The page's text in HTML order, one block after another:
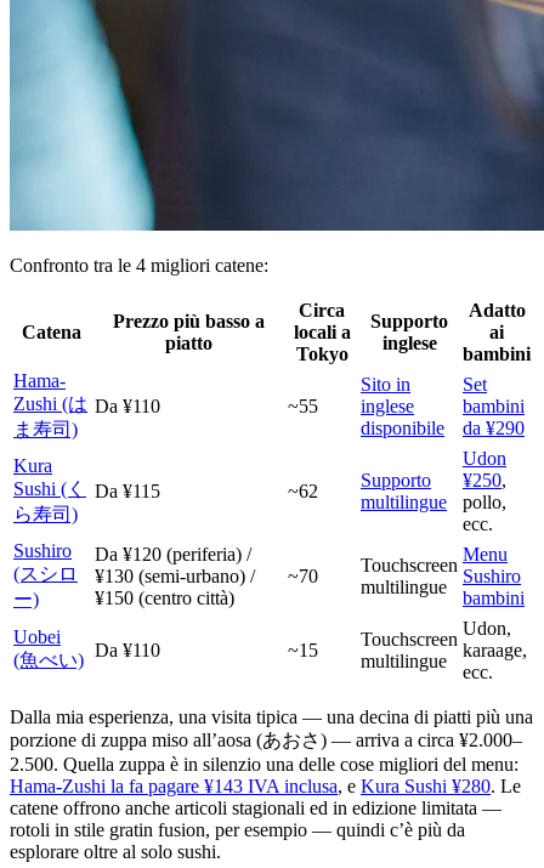
Confronto tra le 4 migliori catene:
Catena
Prezzo più basso a
piatto
Circa
locali a
Tokyo
Supporto
inglese
Adatto
ai
bambini
Hama-
Zushi (は
ま寿司)
Da ¥110 ~55
Sito in
inglese
disponibile
Set
bambini
da ¥290
Kura
Sushi (く
ら寿司)
Da ¥115 ~62
Supporto
multilingue
Udon
¥250,
pollo,
ecc.
Sushiro
(スシロ
ー)
Da ¥120 (periferia) /
¥130 (semi-urbano) /
¥150 (centro città)
~70
Touchscreen
multilingue
Menu
Sushiro
bambini
Uobei
(魚べい) Da ¥110 ~15
Touchscreen
multilingue
Udon,
karaage,
ecc.
Dalla mia esperienza, una visita tipica — una decina di piatti più una
porzione di zuppa miso all’aosa (あおさ) — arriva a circa ¥2.000–
2.500. Quella zuppa è in silenzio una delle cose migliori del menu:
Hama-Zushi la fa pagare ¥143 IVA inclusa, e Kura Sushi ¥280. Le
catene offrono anche articoli stagionali ed in edizione limitata —
rotoli in stile gratin fusion, per esempio — quindi c’è più da
esplorare oltre al solo sushi.